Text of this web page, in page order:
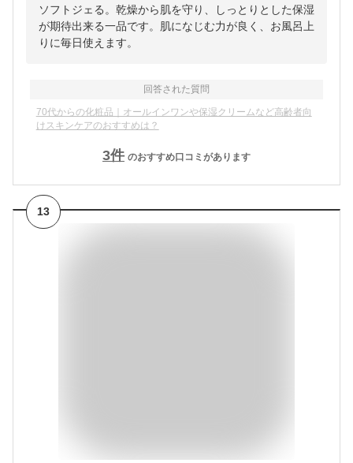
ソフトジェる。乾燥から肌を守り、しっとりとした保湿
が期待出来る一品です。肌になじむ力が良く、お風呂上
りに毎日使えます。
回答された質問
70代からの化粧品｜オールインワンや保湿クリームなど高齢者向
けスキンケアのおすすめは？
3件 のおすすめ口コミがあります
13